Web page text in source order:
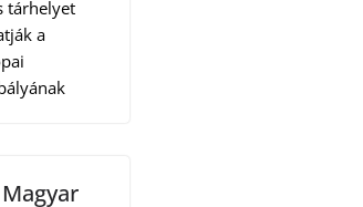
tárhelyet
a